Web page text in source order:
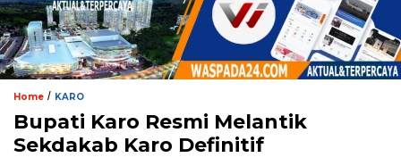
Home / KARO
Bupati Karo Resmi Melantik
Sekdakab Karo Definitif